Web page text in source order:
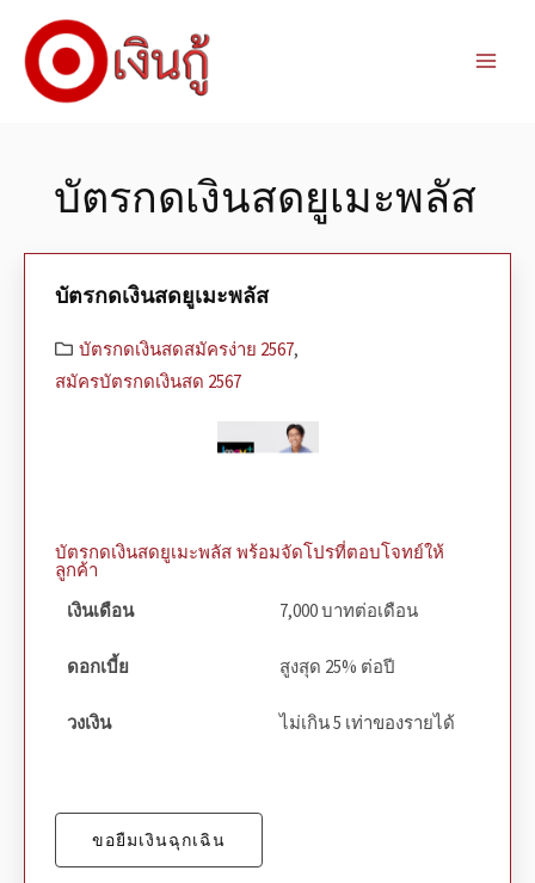
บัตรกดเงินสดยูเมะพลัส
บัตรกดเงินสดยูเมะพลัส
บัตรกดเงินสดสมัครง่าย 2567,
สมัครบัตรกดเงินสด 2567
บัตรกดเงินสดยูเมะพลัส พร้อมจัดโปรที่ตอบโจทย์ให้
ลูกค้า
เงินเดือน
7,000 บาทต่อเดือน
ดอกเบี้ย สูงสุด 25% ต่อปี
วงเงิน ไม่เกิน 5 เท่าของรายได้
ขอยืมเงินฉุกเฉิน